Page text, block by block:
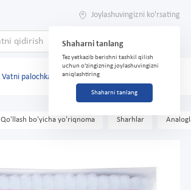
Joylashuvingizni ko'rsating
Shaharni tanlang
Tez yetkazib berishni tashkil qilish
uchun o'zingizning joylashuvingizni
aniqlashtiring
Shaharni tanlang
Vatni palochkalar "Aura" №100 (paket)
Qo'llash bo'yicha yo'riqnoma Sharhlar